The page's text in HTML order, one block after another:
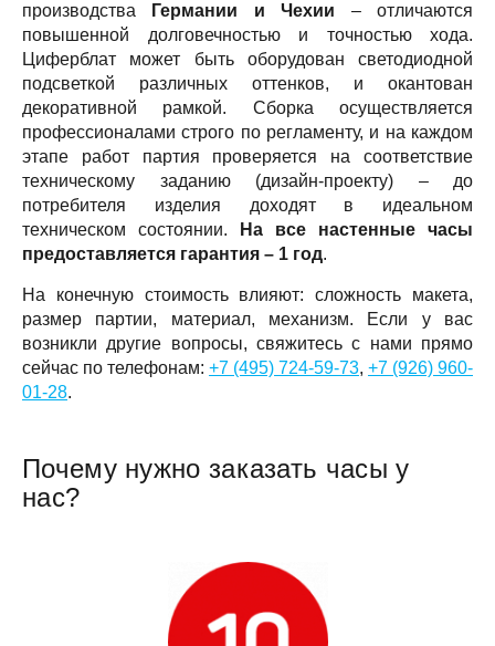
производства
Германии и Чехии – отличаются
повышенной долговечностью и точностью хода.
Циферблат может быть оборудован светодиодной
подсветкой различных оттенков, и окантован
декоративной рамкой. Сборка осуществляется
профессионалами строго по регламенту, и на каждом
этапе работ партия проверяется на соответствие
техническому заданию (дизайн-проекту) – до
потребителя изделия доходят в идеальном
техническом состоянии.
На все настенные часы
предоставляется гарантия – 1 год.
На конечную стоимость влияют: сложность макета,
размер партии, материал, механизм. Если у вас
возникли другие вопросы, свяжитесь с нами прямо
сейчас по телефонам: +7 (495) 724-59-73, +7 (926) 960-
01-28.
Почему нужно заказать часы у
нас?